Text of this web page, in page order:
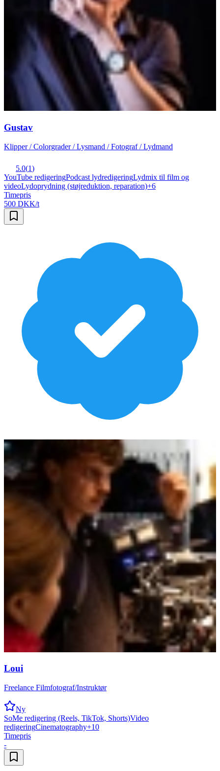
Gustav
Klipper / Colorgrader / Lysmand / Fotograf / Lydmand
5.0(1)
YouTube redigeringPodcast lydredigeringLydmix til film og
videoLydoprydning (støjreduktion, reparation)+6
Timepris
500 DKK/t
Loui
Freelance Filmfotograf/Instruktør
Ny
SoMe redigering (Reels, TikTok, Shorts)Video
redigeringCinematography+10
Timepris
-